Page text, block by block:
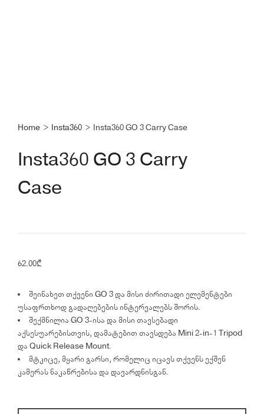
Home > Insta360 > Insta360 GO 3 Carry Case
Insta360 GO 3 Carry
Case
62.00₾
შეინახეთ თქვენი GO 3 და მისი ძირითადი ელემენტები
უსაფრთხოდ გადაღებების ინტერვალებს შორის.
შექმნილია GO 3-ისა და მისი თავსებადი
აქსესუარებისთვის, დამატებით თავსდება Mini 2-in-1 Tripod
და Quick Release Mount.
მტკიცე, მყარი გარსი, რომელიც იცავს თქვენს ექშენ
კამერას ნაკაწრებისა და დავარდნისგან.